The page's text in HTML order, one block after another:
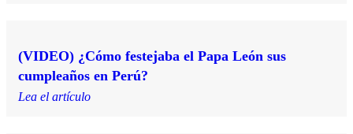
(VIDEO) ¿Cómo festejaba el Papa León sus
cumpleaños en Perú?
Lea el artículo